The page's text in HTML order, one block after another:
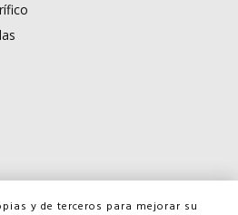
- FERROSUR2026
y de terceros para mejorar su